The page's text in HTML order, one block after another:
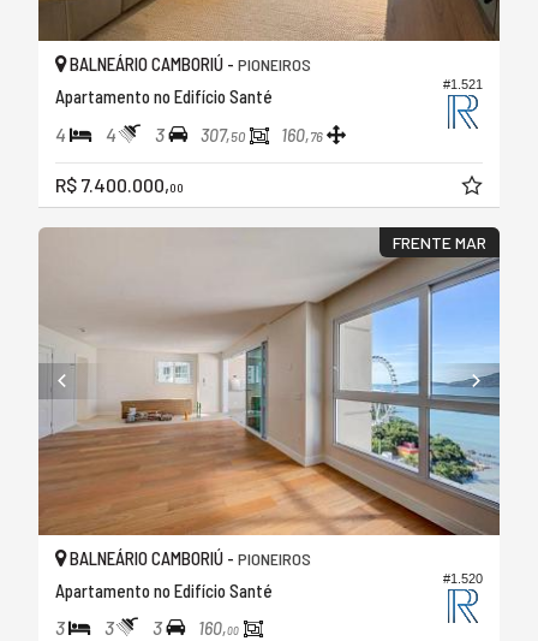
#1.521
BALNEÁRIO CAMBORIÚ - PIONEIROS
Apartamento no Edifício Santé
4 4 3 307,50 160,76
R$ 7.400.000,00
FRENTE MAR
#1.520
BALNEÁRIO CAMBORIÚ - PIONEIROS
Apartamento no Edifício Santé
3 3 3 160,00